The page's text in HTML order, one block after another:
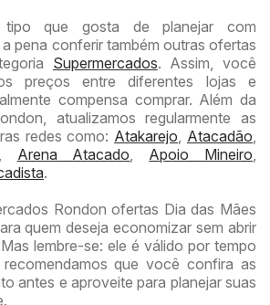
que gosta de planejar com
pena conferir também outras ofertas
Supermercados. Assim, você
preços entre diferentes lojas e
compensa comprar. Além da
atualizamos regularmente as
redes como: Atakarejo Atacadão
Arena Atacado Apoio Mineiro
.
Rondon ofertas Dia das Mães
quem deseja economizar sem abrir
lembre-se: ele é válido por tempo
que você confira as
antes e aproveite para planejar suas